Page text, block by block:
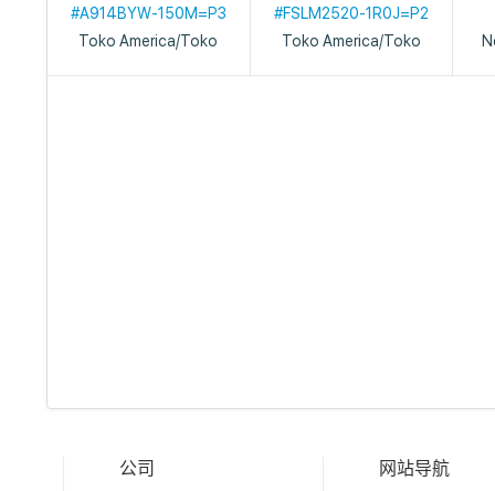
#A914BYW-150M=P3
Toko America/Toko
#FSLM2520-1R0J=P2
Toko America/Toko
公司 网站导航